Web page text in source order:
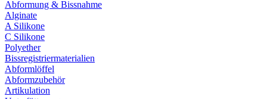
Abformung & Bissnahme
Alginate
A Silikone
C Silikone
Polyether
Bissregistriermaterialien
Abformlöffel
Abformzubehör
Artikulation